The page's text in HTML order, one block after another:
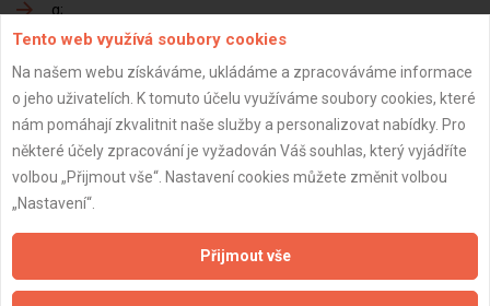
g
h
Předání dokončené zakázky
a
b
c
Tento web využívá soubory cookies
Na našem webu získáváme, ukládáme a zpracováváme informace
o jeho uživatelích. K tomuto účelu využíváme soubory cookies, které
nám pomáhají zkvalitnit naše služby a personalizovat nabídky. Pro
některé účely zpracování je vyžadován Váš souhlas, který vyjádříte
volbou „Přijmout vše“. Nastavení cookies můžete změnit volbou
„Nastavení“.
Přijmout vše